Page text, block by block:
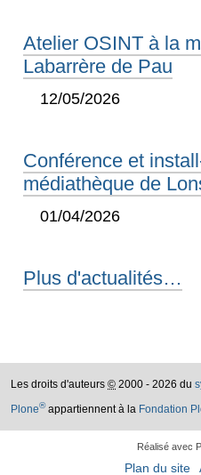
Atelier OSINT à la
Labarrère de Pau
12/05/2026
Conférence et
médiathèque de
01/04/2026
Plus d'actualités…
Les droits d'auteurs © 2000 - 2026 du
Plone®appartiennent à la Fondation
Réalisé avec
Plan du site